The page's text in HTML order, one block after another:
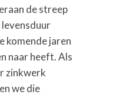
de streep
komende jaren
naar heeft. Als
zinkwerk
we die